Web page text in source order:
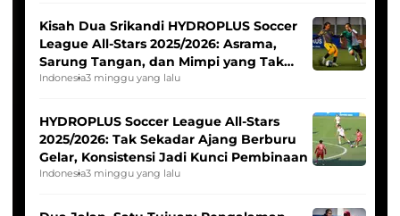
Kisah Dua Srikandi HYDROPLUS Soccer
League All-Stars 2025/2026: Asrama,
Sarung Tangan, dan Mimpi yang Tak
Pernah Padam
Indonesia3 minggu yang lalu
HYDROPLUS Soccer League All-Stars
2025/2026: Tak Sekadar Ajang Berburu
Gelar, Konsistensi Jadi Kunci Pembinaan
Indonesia3 minggu yang lalu